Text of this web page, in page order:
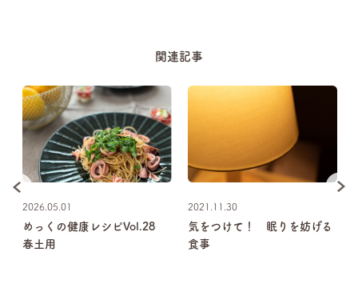
関連記事
2026.05.01
めっくの健康レシピVol.28
春土用
2021.11.30
気をつけて！ 眠りを妨げる
食事